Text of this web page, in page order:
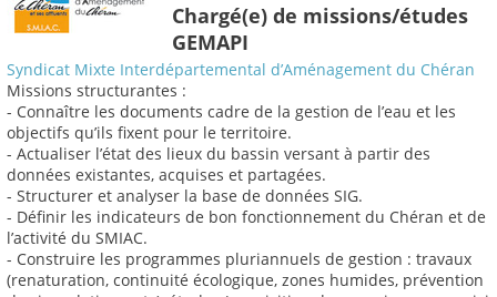
Chargé(e) de missions/études
GEMAPI
Syndicat Mixte Interdépartemental d’Aménagement du Chéran
Missions structurantes :
- Connaître les documents cadre de la gestion de l’eau et les
objectifs qu’ils fixent pour le territoire.
- Actualiser l’état des lieux du bassin versant à partir des
données existantes, acquises et partagées.
- Structurer et analyser la base de données SIG.
- Définir les indicateurs de bon fonctionnement du Chéran et de
l’activité du SMIAC.
- Construire les programmes pluriannuels de gestion : travaux
(renaturation, continuité écologique, zones humides, prévention